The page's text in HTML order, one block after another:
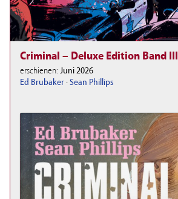
Criminal – Deluxe Edition Band III
erschienen: Juni 2026
Ed Brubaker · Sean Phillips